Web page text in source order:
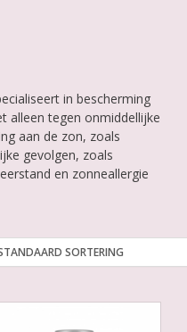
in bescherming
alleen tegen onmiddellijke
aan de zon, zoals
gevolgen, zoals
en zonneallergie